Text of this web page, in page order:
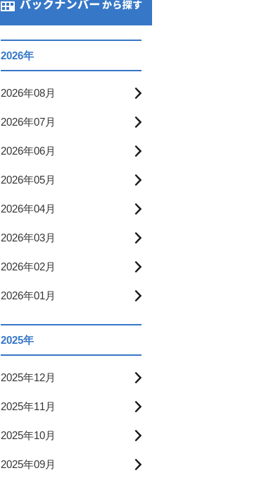
2026年
2026年08月
2026年07月
2026年06月
2026年05月
2026年04月
2026年03月
2026年02月
2026年01月
2025年
2025年12月
2025年11月
2025年10月
2025年09月